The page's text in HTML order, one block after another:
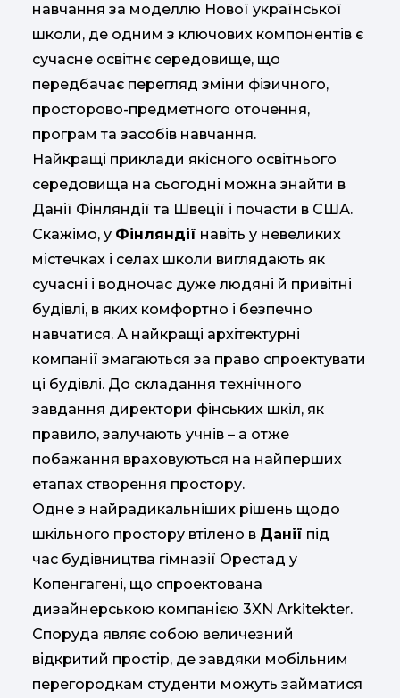
навчання за моделлю Нової української
школи, де одним з ключових компонентів є
сучасне освітнє середовище, що
передбачає перегляд зміни фізичного,
просторово-предметного оточення,
програм та засобів навчання.
Найкращі приклади якісного освітнього
середовища на сьогодні можна знайти в
Данії Фінляндії та Швеції і почасти в США.
Скажімо, у Фінляндії навіть у невеликих
містечках і селах школи виглядають як
сучасні і водночас дуже людяні й привітні
будівлі, в яких комфортно і безпечно
навчатися. А найкращі архітектурні
компанії змагаються за право спроектувати
ці будівлі. До складання технічного
завдання директори фінських шкіл, як
правило, залучають учнів – а отже
побажання враховуються на найперших
етапах створення простору.
Одне з найрадикальніших рішень щодо
шкільного простору втілено в Данії під
час будівництва гімназії Орестад у
Копенгагені, що спроектована
дизайнерською компанією 3XN Arkitekter.
Споруда являє собою величезний
відкритий простір, де завдяки мобільним
перегородкам студенти можуть займатися